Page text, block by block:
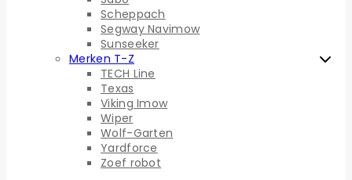
Scheppach
Segway Navimow
Sunseeker
Merken T-Z
TECH Line
Texas
Viking Imow
Wiper
Wolf-Garten
Yardforce
Zoef robot